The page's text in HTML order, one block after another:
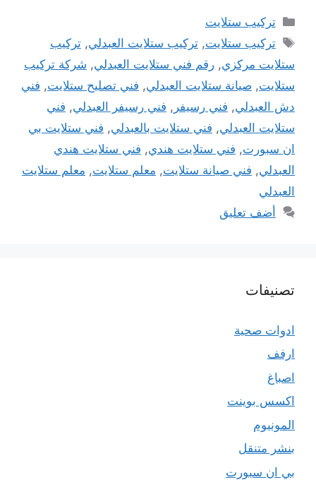
التصنيفات
تركيب ستلايت
الوسوم
تركيب ستلايت,تركيب ستلايت العبدلي,تركيب
ستلايت مركزي, رقم فني ستلايت العبدلي, شركة تركيب
ستلايت, صيانة ستلايت العبدلي, فني تصليح ستلايت, فني
دش العبدلي, فني رسيفر , فني رسيفر العبدلي, فني
ستلايت العبدلي, فني ستلايت بالعبدلي, فني ستلايت بي
ان سبورت, فني ستلايت هندي, فني ستلايت هندي
العبدلي, فني صيانة ستلايت, معلم ستلايت, معلم ستلايت
العبدلي
أضف تعليق
تصنيفات
ادوات صحية
ارفف
اصباغ
اكسس بوينت
المونيوم
بنشر متنقل
بي ان سبورت